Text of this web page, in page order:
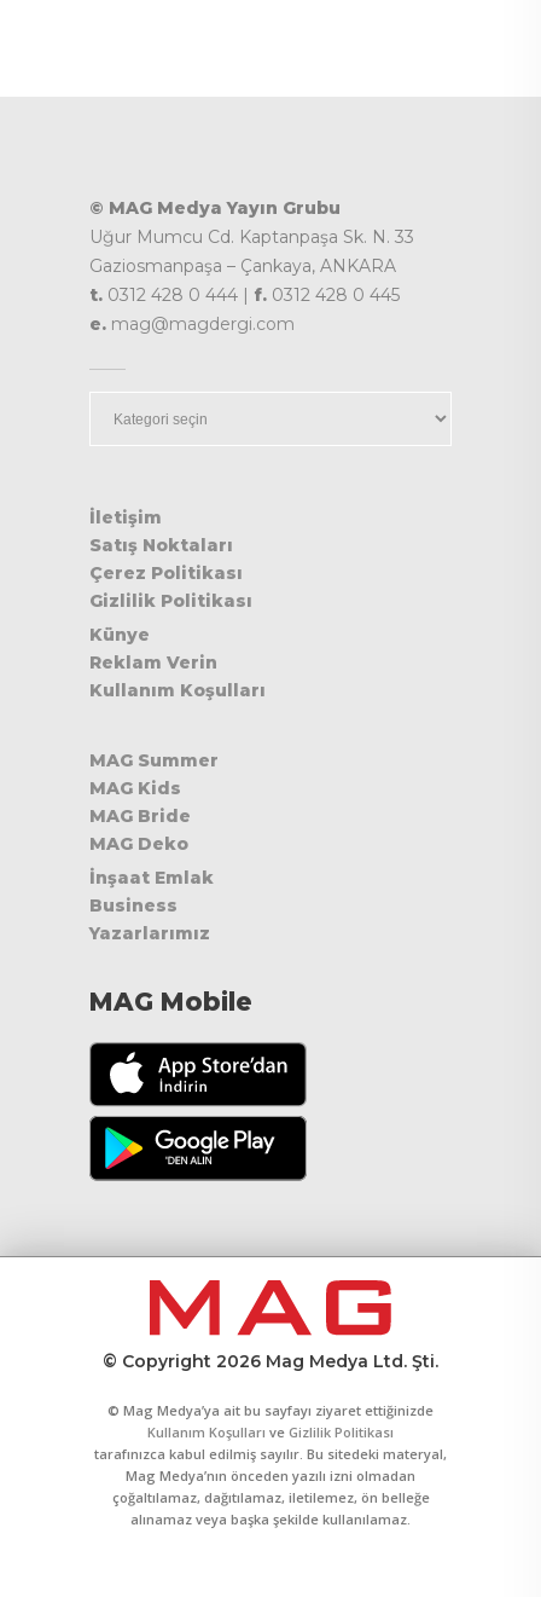
© MAG Medya Yayın Grubu
Uğur Mumcu Cd. Kaptanpaşa Sk. N. 33
Gaziosmanpaşa – Çankaya, ANKARA
t. 0312 428 0 444 | f. 0312 428 0 445
e. mag@magdergi.com
İletişim
Satış Noktaları
Çerez Politikası
Gizlilik Politikası
Künye
Reklam Verin
Kullanım Koşulları
MAG Summer
MAG Kids
MAG Bride
MAG Deko
İnşaat Emlak
Business
Yazarlarımız
MAG Mobile
© Copyright 2026 Mag Medya Ltd. Şti.
© Mag Medya’ya ait bu sayfayı ziyaret ettiğinizde
Kullanım Koşulları ve Gizlilik Politikası
tarafınızca kabul edilmiş sayılır. Bu sitedeki materyal,
Mag Medya’nın önceden yazılı izni olmadan
çoğaltılamaz, dağıtılamaz, iletilemez, ön belleğe
alınamaz veya başka şekilde kullanılamaz.